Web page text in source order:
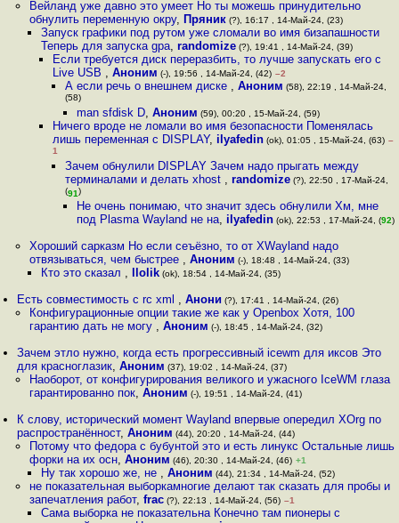
Вейланд уже давно это умеет Но ты можешь принудительно
обнулить переменную окру, Пряник(?), 16:17 , 14-Май-24, (23)
Запуск графики под рутом уже сломали во имя бизапашности
Теперь для запуска gpa, randomize(?), 19:41 , 14-Май-24, (39)
Если требуется диск переразбить, то лучше запускать его с
Live USB ,Аноним (-), 19:56 , 14-Май-24, (42) –2
А если речь о внешнем диске , Аноним (58), 22:19 , 14-Май-24,
(58)
man sfdisk D, Аноним (59), 00:20 , 15-Май-24, (59)
Ничего вроде не ломали во имя безопасности Поменялась
лишь переменная с DISPLAY, ilyafedin (ok), 01:05 , 15-Май-24, (63) –
1
Зачем обнулили DISPLAY Зачем надо прыгать между
терминалами и делать xhost , randomize(?), 22:50 , 17-Май-24,
(91)
Не очень понимаю, что значит здесь обнулили Хм, мне
под Plasma Wayland не на, ilyafedin(ok), 22:53 , 17-Май-24, (92)
Хороший сарказм Но если сеъёзно, то от XWayland надо
отвязываться, чем быстрее , Аноним (-), 18:48 , 14-Май-24, (33)
Кто это сказал , llolik(ok), 18:54 , 14-Май-24, (35)
Есть совместимость с rc xml ,Анони (?), 17:41 , 14-Май-24, (26)
Конфигурационные опции такие же как у Openbox Хотя, 100
гарантию дать не могу , Аноним (-), 18:45 , 14-Май-24, (32)
Зачем этло нужно, когда есть прогрессивный icewm для иксов Это
для красноглазик,Аноним (37), 19:02 , 14-Май-24, (37)
Наоборот, от конфигурирования великого и ужасного IceWM глаза
гарантированно пок, Аноним (-), 19:51 , 14-Май-24, (41)
К слову, исторический момент Wayland впервые опередил XOrg по
распространённост,Аноним (44), 20:20 , 14-Май-24, (44)
Потому что федора с бубунтой это и есть линукс Остальные лишь
форки на их осн, Аноним (46), 20:30 , 14-Май-24, (46) +1
Ну так хорошо же, не , Аноним (44), 21:34 , 14-Май-24, (52)
не показательная выборкамногие делают так сказать для пробы и
запечатления работ, frac(?), 22:13 , 14-Май-24, (56) –1
Сама выборка не показательна Конечно там пионеры с